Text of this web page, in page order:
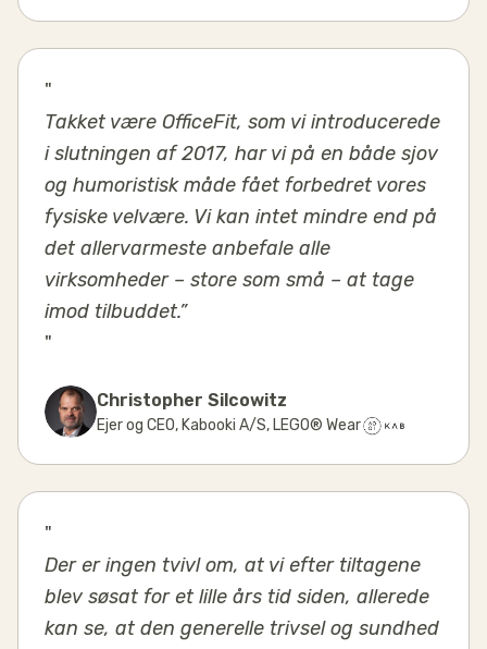
"
Takket være OfficeFit, som vi introducerede
i slutningen af 2017, har vi på en både sjov
og humoristisk måde fået forbedret vores
fysiske velvære. Vi kan intet mindre end på
det allervarmeste anbefale alle
virksomheder – store som små – at tage
imod tilbuddet.”
"
Christopher Silcowitz
Ejer og CEO, Kabooki A/S, LEGO® Wear
"
Der er ingen tvivl om, at vi efter tiltagene
blev søsat for et lille års tid siden, allerede
kan se, at den generelle trivsel og sundhed